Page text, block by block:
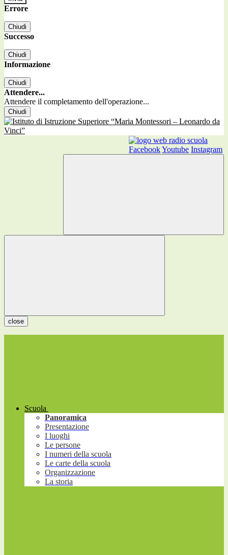
Errore
Chiudi
Successo
Chiudi
Informazione
Chiudi
Attendere...
Attendere il completamento dell'operazione...
Chiudi
FacebookYoutube Instagram
close
Scuola
Panoramica
Presentazione
I luoghi
Le persone
I numeri della scuola
Le carte della scuola
Organizzazione
La storia